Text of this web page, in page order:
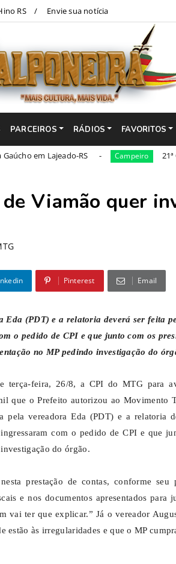
RS Envie sua notícia
PARCEIROS RÁDIOS FAVORITOS
Lajeado-RS Campeiro 21ª
Viamão quer
Pinterest Email
Eda (PDT) e a relatoria deverá ser feita
o pedido de CPI e que junto com os
no MP pedindo investigação do
terça-feira, 26/8, a CPI do MTG para
que o Prefeito autorizou ao Movimento
pela vereadora Eda (PDT) e a relatoria
com o pedido de CPI e que
do órgão.
prestação de contas, conforme seu
e nos documentos apresentados para
vai ter que explicar.” Já o vereador
estão às irregularidades e que o MP